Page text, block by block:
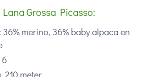
Grossa Picasso:
merino, 36% baby alpaca en